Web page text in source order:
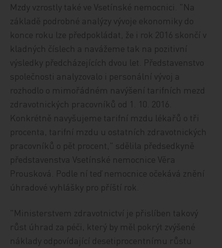
Mzdy vzrostly také ve Vsetínské nemocnici. "Na
základě podrobné analýzy vývoje ekonomiky do
konce roku lze předpokládat, že i rok 2016 skončí v
kladných číslech a navážeme tak na pozitivní
výsledky předcházejících dvou let. Představenstvo
společnosti analyzovalo i personální vývoj a
rozhodlo o mimořádném navýšení tarifních mezd
zdravotnických pracovníků od 1. 10. 2016.
Konkrétně navyšujeme tarifní mzdu lékařů o tři
procenta, tarifní mzdu u ostatních zdravotnických
pracovníků o pět procent," sdělila předsedkyně
představenstva Vsetínské nemocnice Věra
Prousková. Podle ní teď nemocnice očekává znění
úhradové vyhlášky pro příští rok.
"Ministerstvem zdravotnictví je přislíben takový
růst úhrad za péči, který by měl pokrýt zvýšené
náklady odpovídající desetiprocentnímu růstu